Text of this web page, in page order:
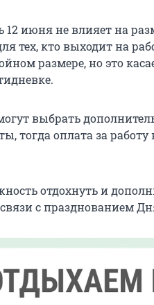
июня не влияет на
тех, кто выходит на
размере, но это
выбрать
тогда оплата за
отдохнуть и
с празднованием